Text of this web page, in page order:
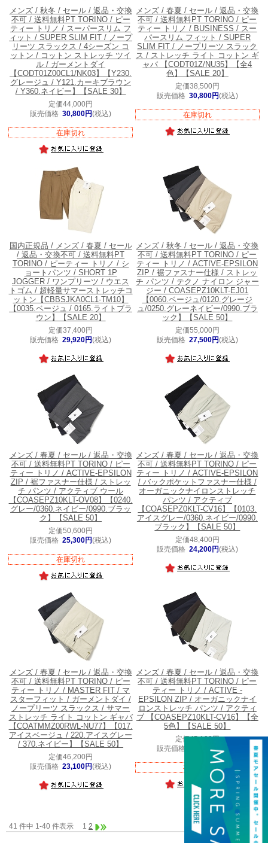
メンズ / 秋冬 / セール / 返品・交換
不可 / 送料無料PT TORINO / ピー
ティー トリノ / スーパースリム フ
ィット / SUPER SLIM FIT / ノープ
リーツ スラックス / 4シーズン コ
ットン / コットン ストレッチ ツイ
ル / ガーメントダイ
【CODT01Z00CL1/NK03】【Y230.
グレージュ / Y121.カーキブラウン
/ Y360.ネイビー】【SALE 30】
定価44,000円
販売価格 30,800円(税込)
在庫切れ
メンズ / 春夏 / セール / 返品・交換
不可 / 送料無料PT TORINO / ピー
ティー トリノ / BUSINESS / スー
パースリム フィット / SUPER
SLIM FIT / ノープリーツ スラック
ス / ストレッチ ライト コットン ギ
ャバ 【CODT01Z/NU35】【全4
色】【SALE 20】
定価38,500円
販売価格 30,800円(税込)
在庫切れ
国内正規品 / メンズ / 春夏 / セール
/ 返品・交換不可 / 送料無料PT
TORINO / ピーティー トリノ / シ
ョートパンツ / SHORT 1P
JOGGER / ワンプリーツ / ウエス
トゴム / 超軽量サマーストレッチコ
ットン【CBBSJKA0CL1-TM10】
【0035.ベージュ / 0165.ライトブラ
ウン】【SALE 20】
定価37,400円
販売価格 29,920円(税込)
メンズ / 秋冬 / セール / 返品・交換
不可 / 送料無料PT TORINO / ピー
ティー トリノ / ACTIVE-EPSILON
ZIP / 裾ファスナー仕様 / ストレッ
チ パンツ / テクノ ナイロン ジャー
ジー / COASEPZ10KLT-EJ01
【0060.ベージュ/0120.グレージ
ュ/0250.グレーネイビー/0990.ブラ
ック】【SALE 50】
定価55,000円
販売価格 27,500円(税込)
メンズ / 春夏 / セール / 返品・交換
不可 / 送料無料PT TORINO / ピー
ティー トリノ / ACTIVE-EPSILON
ZIP / 裾ファスナー仕様 / ストレッ
チ パンツ / アクティブ ウール
【COASEPZ10KLT-OV08】【0240.
グレー/0360.ネイビー/0990.ブラッ
ク】【SALE 50】
定価50,600円
販売価格 25,300円(税込)
在庫切れ
メンズ / 春夏 / セール / 返品・交換
不可 / 送料無料PT TORINO / ピー
ティー トリノ / ACTIVE-EPSILON
/ バックポケットファスナー仕様 /
オーガニックナイロンストレッチ
パンツ / アクティブ
【COASEPZ0KLT-CV16】【0103.
アイスグレー/0360.ネイビー/0990.
ブラック】【SALE 50】
定価48,400円
販売価格 24,200円(税込)
メンズ / 春夏 / セール / 返品・交換
不可 / 送料無料PT TORINO / ピー
ティー トリノ / MASTER FIT / マ
スターフィット / ガーメントダイ /
ノープリーツ スラックス / サマー
ストレッチ ライト コットン ギャバ
【COATMMZ00RWL-NU77】【017.
アイスベージュ / 220.アイスグレー
/ 370.ネイビー】【SALE 50】
定価46,200円
販売価格 23,100円(税込)
メンズ / 春夏 / セール / 返品・交換
不可 / 送料無料PT TORINO / ピー
ティー トリノ / ACTIVE -
EPSILON ZIP / オーガニックナイ
ロンストレッチ パンツ / アクティ
ブ 【COASEPZ10KLT-CV16】【全
5色】【SALE 50】
定価45,100円
販売価格
22,550円(税込)
在庫切れ
41 件中 1-40 件表示 1 2